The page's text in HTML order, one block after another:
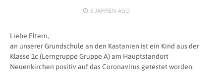
5 JAHREN AGO
Liebe Eltern,
an unserer Grundschule an den Kastanien ist ein Kind aus der
Klasse 1c (Lerngruppe Gruppe A) am Hauptstandort
Neuenkirchen positiv auf das Coronavirus getestet worden.